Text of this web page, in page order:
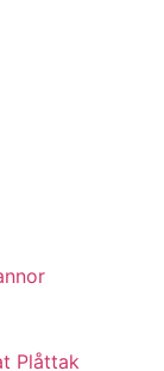
Plåttak